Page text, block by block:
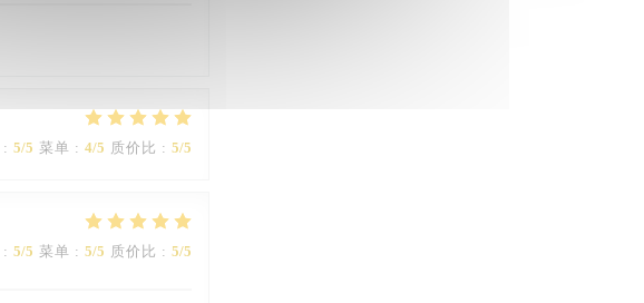
: 5/5 菜单 : 4/5 质价比 : 5/5
: 5/5 菜单 : 5/5 质价比 : 5/5